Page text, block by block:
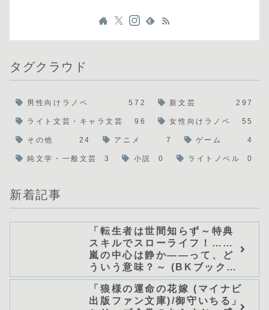
タグクラウド
男性向けラノベ 572 新文芸 297
ライト文芸・キャラ文芸 96 女性向けラノベ 55
その他 24 アニメ 7 ゲーム 4
純文学・一般文芸 3 小説 0 ライトノベル 0
新着記事
「転生者は世間知らず～特典
スキルでスローライフ！……
嵐の中心は静か――って、ど
ういう意味？～ (BKブック
ス)/唖鳴蝉」シリーズ全巻のあ
らすじ・感想
「狼様の運命の花嫁 (マイナビ
出版ファン文庫)/御守いちる」